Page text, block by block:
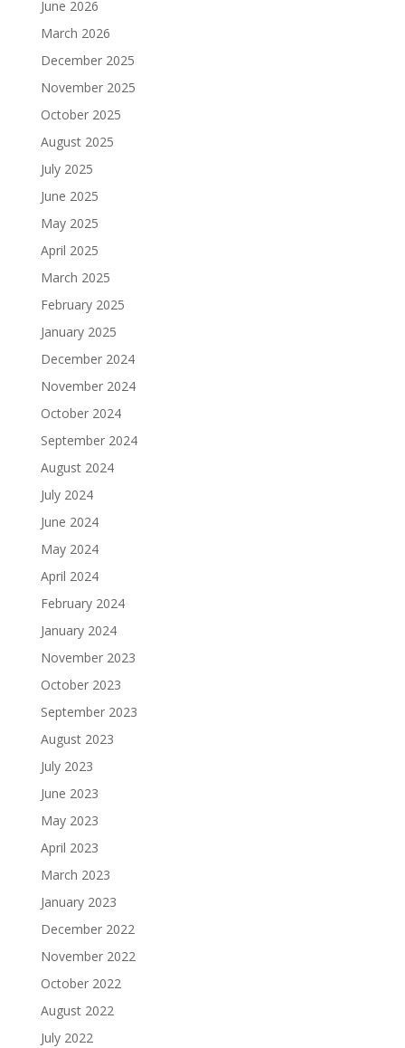
June 2026
March 2026
December 2025
November 2025
October 2025
August 2025
July 2025
June 2025
May 2025
April 2025
March 2025
February 2025
January 2025
December 2024
November 2024
October 2024
September 2024
August 2024
July 2024
June 2024
May 2024
April 2024
February 2024
January 2024
November 2023
October 2023
September 2023
August 2023
July 2023
June 2023
May 2023
April 2023
March 2023
January 2023
December 2022
November 2022
October 2022
August 2022
July 2022